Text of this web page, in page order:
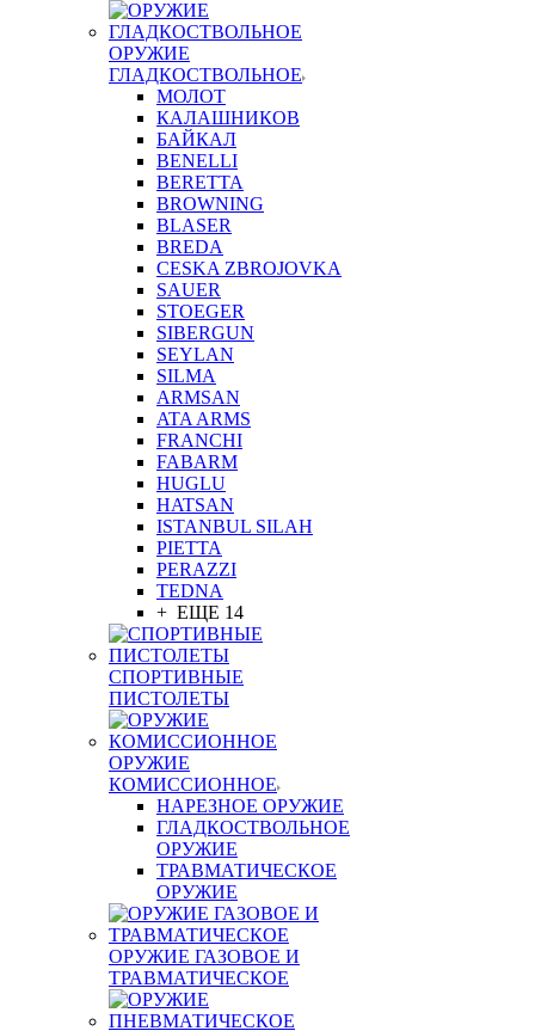
ОРУЖИЕ
ГЛАДКОСТВОЛЬНОЕ
МОЛОТ
КАЛАШНИКОВ
БАЙКАЛ
BENELLI
BERETTA
BROWNING
BLASER
BREDA
CESKA ZBROJOVKA
SAUER
STOEGER
SIBERGUN
SEYLAN
SILMA
ARMSAN
ATA ARMS
FRANCHI
FABARM
HUGLU
HATSAN
ISTANBUL SILAH
PIETTA
PERAZZI
TEDNA
+ ЕЩЕ 14
СПОРТИВНЫЕ
ПИСТОЛЕТЫ
ОРУЖИЕ
КОМИССИОННОЕ
НАРЕЗНОЕ ОРУЖИЕ
ГЛАДКОСТВОЛЬНОЕ
ОРУЖИЕ
ТРАВМАТИЧЕСКОЕ
ОРУЖИЕ
ОРУЖИЕ ГАЗОВОЕ И
ТРАВМАТИЧЕСКОЕ